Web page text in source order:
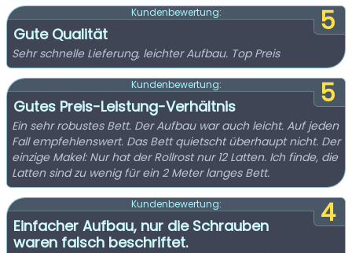
5
Kundenbewertung:
Gute Qualität
Sehr schnelle Lieferung, leichter Aufbau. Top Preis
5
Kundenbewertung:
Gutes Preis-Leistung-Verhältnis
Ein sehr robustes Bett. Der Aufbau war auch leicht. Auf jeden
Fall empfehlenswert. Das Bett quietscht überhaupt nicht. Der
einzige Makel: Nur hat der Rollrost nur 12 Latten. Ich finde, die
Latten sind zu wenig für ein 2 Meter langes Bett.
4
Kundenbewertung:
Einfacher Aufbau, nur die Schrauben
waren falsch beschriftet.